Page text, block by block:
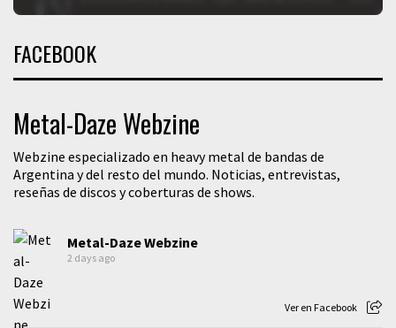
FACEBOOK
Metal-Daze Webzine
Webzine especializado en heavy metal de bandas de
Argentina y del resto del mundo. Noticias, entrevistas,
reseñas de discos y coberturas de shows.
Metal-Daze Webzine
2 days ago
Ver en Facebook